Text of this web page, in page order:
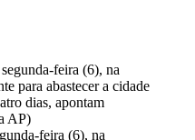
feira (6), na